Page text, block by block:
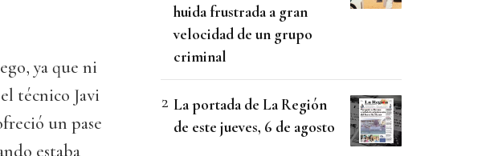
ya que ni
técnico Javi
un pase
estaba
huida frustrada a gran
velocidad de un grupo
criminal
La portada de La Región
de este jueves, 6 de agosto